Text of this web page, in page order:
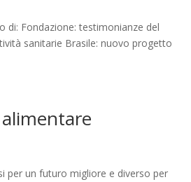
di: Fondazione: testimonianze del
sanitarie Brasile: nuovo progetto
per un futuro migliore e diverso per